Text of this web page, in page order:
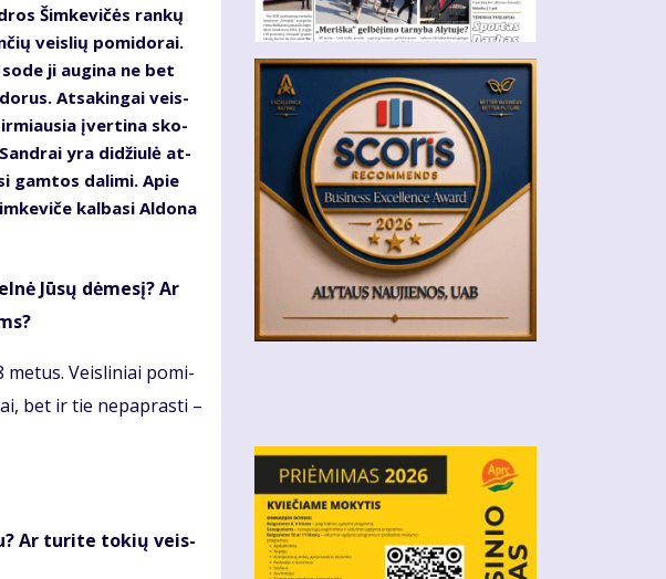
Šimke­vi­čės ran­kų
veis­lių po­mi­do­rai.
ji au­gi­na ne bet
At­sa­kin­gai veis­
įver­ti­na sko­
yra di­džiu­lė at­
gam­tos da­li­mi. Apie
kal­ba­si Al­do­na
Jū­sų dė­me­sį? Ar
me­tus. Veis­li­niai po­mi­
bet ir tie ne­pa­pras­ti –
Ar tu­ri­te to­kių veis­